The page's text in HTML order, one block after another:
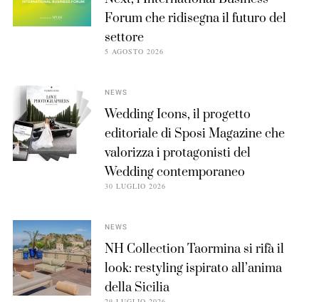
Forum che ridisegna il futuro del
settore
5 AGOSTO 2026
NEWS
Wedding Icons, il progetto
editoriale di Sposi Magazine che
valorizza i protagonisti del
Wedding contemporaneo
30 LUGLIO 2026
NEWS
NH Collection Taormina si rifà il
look: restyling ispirato all’anima
della Sicilia